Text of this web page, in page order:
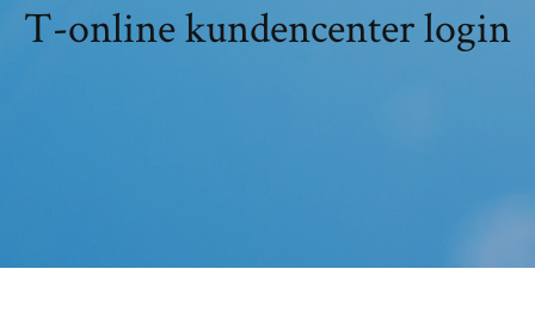
T-online kundencenter login